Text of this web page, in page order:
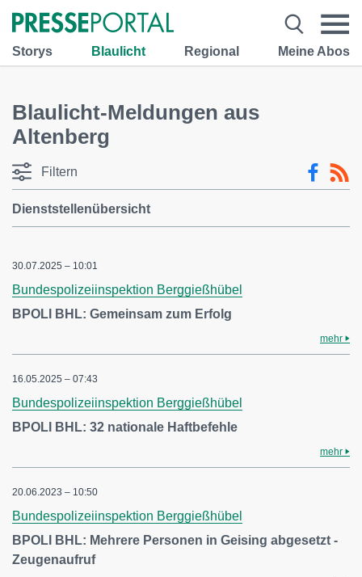
Storys Blaulicht Regional Meine Abos
Blaulicht-Meldungen aus
Altenberg
Filtern
Dienststellenübersicht
30.07.2025 – 10:01
Bundespolizeiinspektion Berggießhübel
BPOLI BHL: Gemeinsam zum Erfolg
mehr
16.05.2025 – 07:43
Bundespolizeiinspektion Berggießhübel
BPOLI BHL: 32 nationale Haftbefehle
mehr
20.06.2023 – 10:50
Bundespolizeiinspektion Berggießhübel
BPOLI BHL: Mehrere Personen in Geising abgesetzt -
Zeugenaufruf